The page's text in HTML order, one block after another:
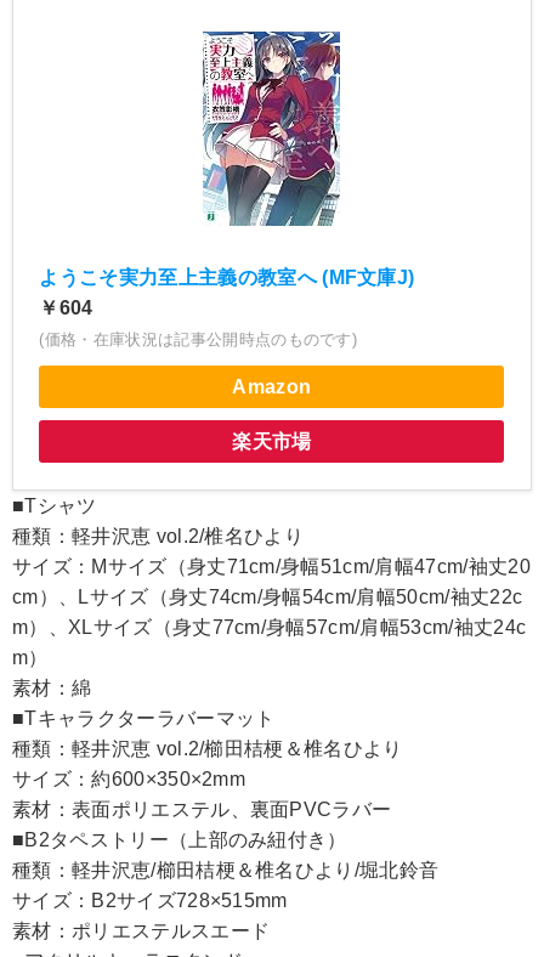
ようこそ実力至上主義の教室へ (MF文庫J)
￥604
(価格・在庫状況は記事公開時点のものです)
Amazon
楽天市場
■Tシャツ
種類：軽井沢恵 vol.2/椎名ひより
サイズ：Mサイズ（身丈71cm/身幅51cm/肩幅47cm/袖丈20
cm）、Lサイズ（身丈74cm/身幅54cm/肩幅50cm/袖丈22c
m）、XLサイズ（身丈77cm/身幅57cm/肩幅53cm/袖丈24c
m）
素材：綿
■Tキャラクターラバーマット
種類：軽井沢恵 vol.2/櫛田桔梗＆椎名ひより
サイズ：約600×350×2mm
素材：表面ポリエステル、裏面PVCラバー
■B2タペストリー（上部のみ紐付き）
種類：軽井沢恵/櫛田桔梗＆椎名ひより/堀北鈴音
サイズ：B2サイズ728×515mm
素材：ポリエステルスエード